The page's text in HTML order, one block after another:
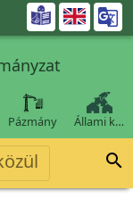

Pázmány Állami k…
